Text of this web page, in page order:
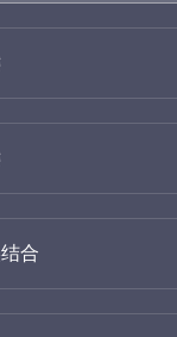
合